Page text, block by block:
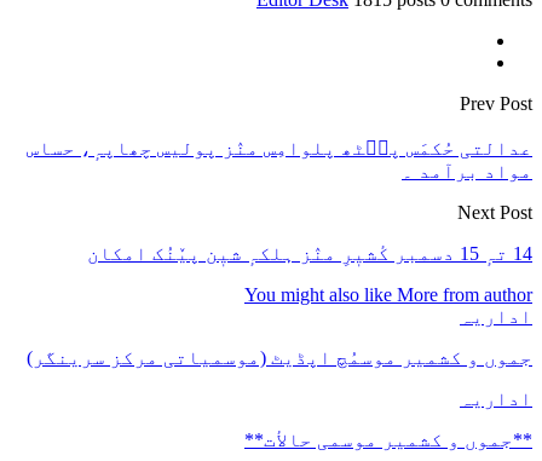
Prev Post
عدالتی حُکمَس پٮ۪ٹھ پلوامِس منٛز پولیس چھاپہٕ، حساس
مواد برآمد ۔
Next Post
14 تہٕ 15 دسمبر کٔشیٖرِ منٛز ہلکہٕ شیٖن پیٚنُک امکان
You might also like More from author
اداریہ
جموں و کشمیر موسمُچ اپڈیٹ (موسمیاتی مرکز سرینگر)
اداریہ
**جموں و كشمیر موسمی حالأت**